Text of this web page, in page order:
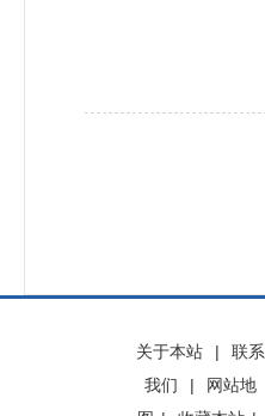
关于本站 |
联系
我们
|
网站地